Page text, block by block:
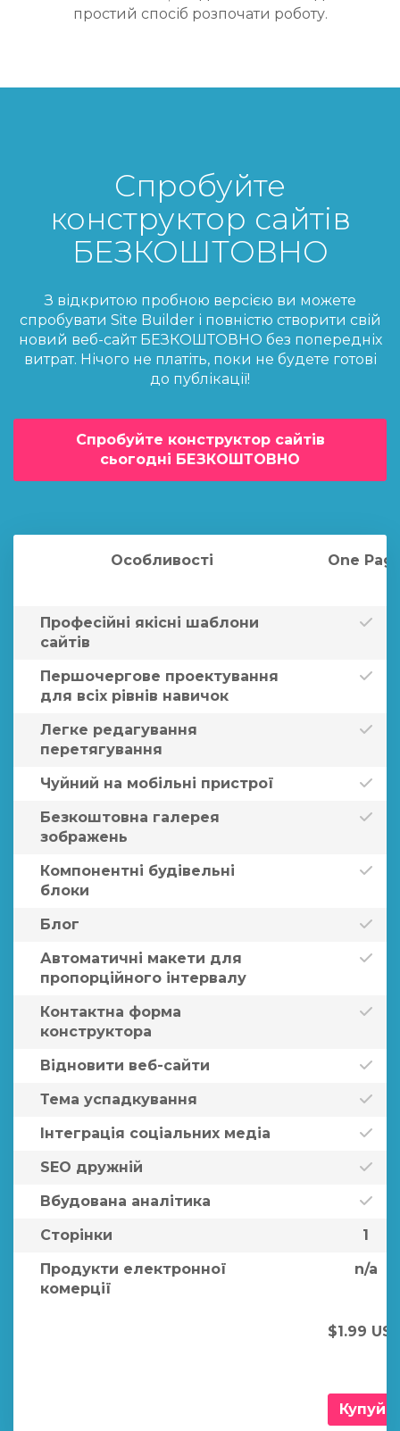
простий спосіб розпочати роботу.
Спробуйте
конструктор сайтів
БЕЗКОШТОВНО
З відкритою пробною версією ви можете
спробувати Site Builder і повністю створити свій
новий веб-сайт БЕЗКОШТОВНО без попередніх
витрат. Нічого не платіть, поки не будете готові
до публікації!
Спробуйте конструктор сайтів
сьогодні БЕЗКОШТОВНО
Особливості One
Професійні якісні шаблони
сайтів
Першочергове проектування
для всіх рівнів навичок
Легке редагування
перетягування
Чуйний на мобільні пристрої
Безкоштовна галерея
зображень
Компонентні будівельні
блоки
Блог
Автоматичні макети для
пропорційного інтервалу
Контактна форма
конструктора
Відновити веб-сайти
Тема успадкування
Інтеграція соціальних медіа
SEO дружній
Вбудована аналітика
Сторінки
1
Продукти електронної
комерції
n/a
$1.99